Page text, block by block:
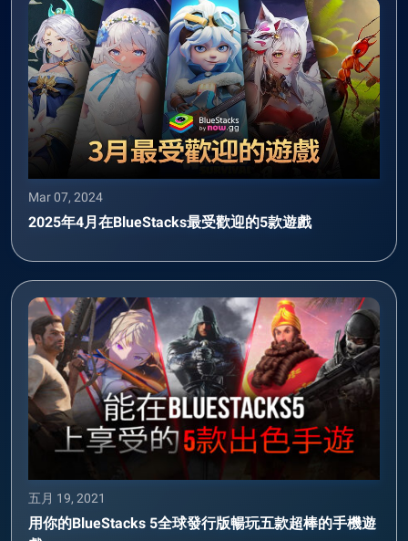
Mar 07, 2024
2025年4月在BlueStacks最受歡迎的5款遊戲
五月 19, 2021
用你的BlueStacks 5全球發行版暢玩五款超棒的手機遊